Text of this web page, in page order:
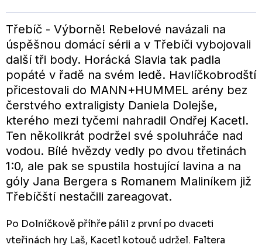
Třebíč - Výborně! Rebelové navázali na
úspěšnou domácí sérii a v Třebíči vybojovali
další tři body. Horácká Slavia tak padla
popáté v řadě na svém ledě. Havlíčkobrodští
přicestovali do MANN+HUMMEL arény bez
čerstvého extraligisty Daniela Dolejše,
kterého mezi tyčemi nahradil Ondřej Kacetl.
Ten několikrát podržel své spoluhráče nad
vodou. Bílé hvězdy vedly po dvou třetinách
1:0, ale pak se spustila hostující lavina a na
góly Jana Bergera s Romanem Maliníkem již
Třebíčští nestačili zareagovat.
Po Dolníčkově příhře pálil z první po dvaceti
vteřinách hry Laš, Kacetl kotouč udržel. Faltera